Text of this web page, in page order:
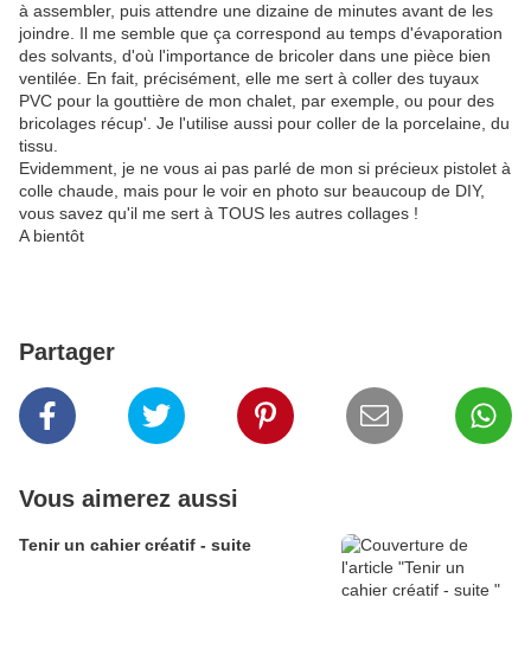
à assembler, puis attendre une dizaine de minutes avant de les
joindre. Il me semble que ça correspond au temps d'évaporation
des solvants, d'où l'importance de bricoler dans une pièce bien
ventilée. En fait, précisément, elle me sert à coller des tuyaux
PVC pour la gouttière de mon chalet, par exemple, ou pour des
bricolages récup'. Je l'utilise aussi pour coller de la porcelaine, du
tissu.
Evidemment, je ne vous ai pas parlé de mon si précieux pistolet à
colle chaude, mais pour le voir en photo sur beaucoup de DIY,
vous savez qu'il me sert à TOUS les autres collages !
A bientôt
Partager
Vous aimerez aussi
Tenir un cahier créatif - suite